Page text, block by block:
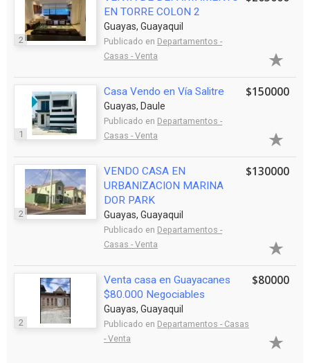
2
EN TORRE COLON 2
Guayas, Guayaquil
Publicado en Departamentos -
Casas - Venta
1
Casa Vendo en Vía Salitre
Guayas, Daule
Publicado en Departamentos -
Casas - Venta
$150000
2
VENDO CASA EN
URBANIZACION MARINA
DOR PARK
Guayas, Guayaquil
Publicado en Departamentos -
Casas - Venta
$130000
2
Venta casa en Guayacanes
$80.000 Negociables
Guayas, Guayaquil
Publicado en Departamentos - Casas
- Venta
$80000